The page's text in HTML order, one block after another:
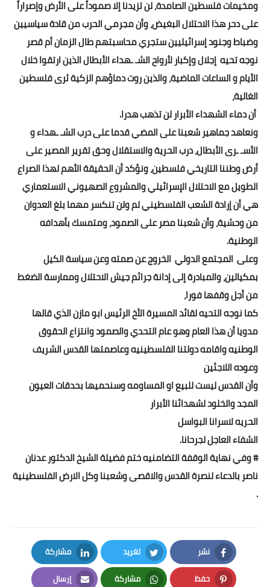
ومخيمات فلسطين الصامدة، لن تزيدنا إلا صموداً على الأرض وإصراراً
على دحر هذا الاحتلال البغيض، وأن مجرمي الحرب من قادة سياسيين
وضباط وجنود إسرائيليين ستجري محاسبتهم طال الزمان أم قصر
نوجه تحيه إجلال وإكبار لأرواح الشـ ـهداء الأبطال الذين ارتقوا خلال
الأيام و الساعات الماضية، والذين روت دماؤهم الزكية ثرى فلسطين
الغالية،
أن دماء الشهداء الأبرار لن تذهب هدرا.
ونعاهد جماهير شعبنا على المضي قدما على درب الشـ ـهداء و
الأسـ ـرى الأبطال، درب الحرية والاستقلال وحق تقرير المصير على
أرض وطننا التاريخي فلسطين، ونؤكد أن الحقيقة الأهم لهذا الصراع
الطويل مع الاحتلال الإسرائيلي والمشروع الصهيوني الاستعماري
هي أن إرادة الشعب الفلسطيني لم ولن تنكسر مهما بلغ العدوان
من وحشية، وأن شعبنا مصر على الصمود، ومتمسك بأهدافه
الوطنية.
وعلى المجتمع الدولي الخروج عن صمته وعن سياسة الكيل
بمكيالين، والمبادرة إلى إدانة جرائم جيش الاحتلال وممارسة الضغط
من أجل وقفها فورا،
كما نوجه التحيه لقائد المسيرة الأخ الرئيس ابو مازن الذي قالها
مدويا أن هذا العام وهو عام التحدي والصمود وانتزاع الحقوق
الوطنيه واقامه دولتنا الفلسطينيه وعاصمتها القدس الشريف
وعوده اللاجئين
وأن القدس ليست للبيع او المساومه وسنحميها بحدقات العيون
المجد والخلود لشهدائنا الأبرار
الحريه لاسرانا البواسل
الشفاء العاجل لجرحانا.
# وفي نهاية الوقفة التضامنيه ختم فضيلة الشيخ الدكتور عدنان
ناصر بالدعاء لنصرة القدس والاقصى وشعبنا وكل الارض الفلسطينية
.
نشر
Facebook
تغريد
Twitter
مشاركة
LinkedIn
حفظ مشاركة إرسال